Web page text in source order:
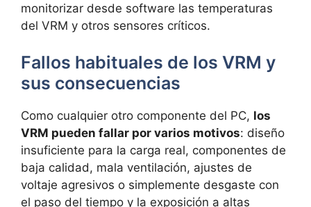
monitorizar desde software las temperaturas
del VRM y otros sensores críticos.
Fallos habituales de los VRM y
sus consecuencias
Como cualquier otro componente del PC, los
VRM pueden fallar por varios motivos: diseño
insuficiente para la carga real, componentes de
baja calidad, mala ventilación, ajustes de
voltaje agresivos o simplemente desgaste con
el paso del tiempo y la exposición a altas